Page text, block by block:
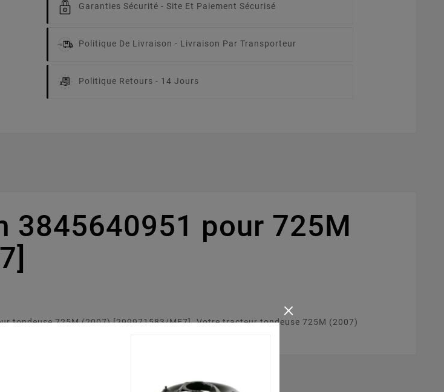
Garanties Sécurité - Site Et Paiement Sécurisé
Politique De Livraison - Livraison Par Transporteur
Politique Retours - 14 Jours
3845640951 pour 725M
tondeuse 725M (2007) [299971583/ME7] .Votre tracteur tondeuse 725M (2007)
et résistant.
×